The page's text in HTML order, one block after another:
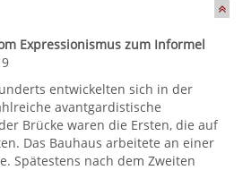
Expressionismus zum Informel
entwickelten sich in der
avantgardistische
Brücke waren die Ersten, die auf
Das Bauhaus arbeitete an einer
Spätestens nach dem Zweiten